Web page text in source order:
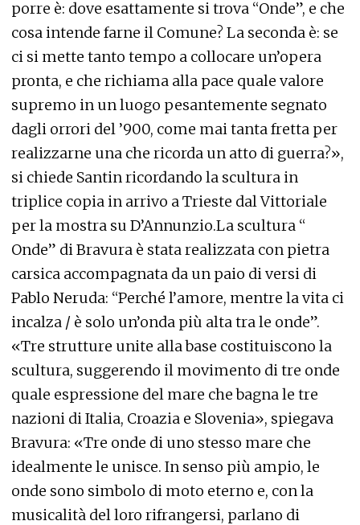
porre è: dove esattamente si trova “Onde”, e che
cosa intende farne il Comune? La seconda è: se
ci si mette tanto tempo a collocare un’opera
pronta, e che richiama alla pace quale valore
supremo in un luogo pesantemente segnato
dagli orrori del ’900, come mai tanta fretta per
realizzarne una che ricorda un atto di guerra?»,
si chiede Santin ricordando la scultura in
triplice copia in arrivo a Trieste dal Vittoriale
per la mostra su D’Annunzio.La scultura “
Onde” di Bravura è stata realizzata con pietra
carsica accompagnata da un paio di versi di
Pablo Neruda: “Perché l’amore, mentre la vita ci
incalza / è solo un’onda più alta tra le onde”.
«Tre strutture unite alla base costituiscono la
scultura, suggerendo il movimento di tre onde
quale espressione del mare che bagna le tre
nazioni di Italia, Croazia e Slovenia», spiegava
Bravura: «Tre onde di uno stesso mare che
idealmente le unisce. In senso più ampio, le
onde sono simbolo di moto eterno e, con la
musicalità del loro rifrangersi, parlano di